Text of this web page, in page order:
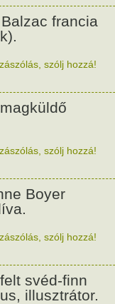
francia
szólj hozzá!
szólj hozzá!
Boyer
szólj hozzá!
svéd-finn
illusztrátor.